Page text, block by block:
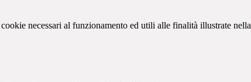
necessari al funzionamento ed utili alle finalità illustrate nella